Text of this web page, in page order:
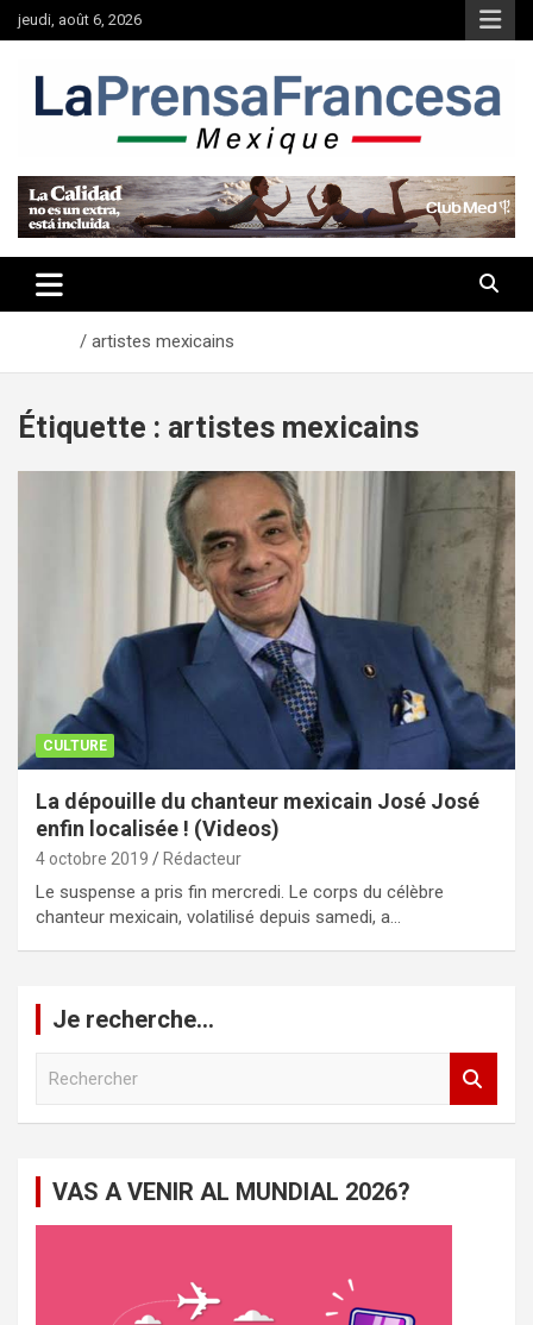
Aller
au
jeudi, août 6, 2026
artistes mexicains
Étiquette : artistes mexicains
CULTURE
La dépouille du chanteur mexicain José José
enfin localisée ! (Videos)
4 octobre 2019 Rédacteur
Le suspense a pris fin mercredi. Le corps du célèbre
chanteur mexicain, volatilisé depuis samedi, a…
Je recherche…
c
VAS A VENIR AL MUNDIAL 2026?